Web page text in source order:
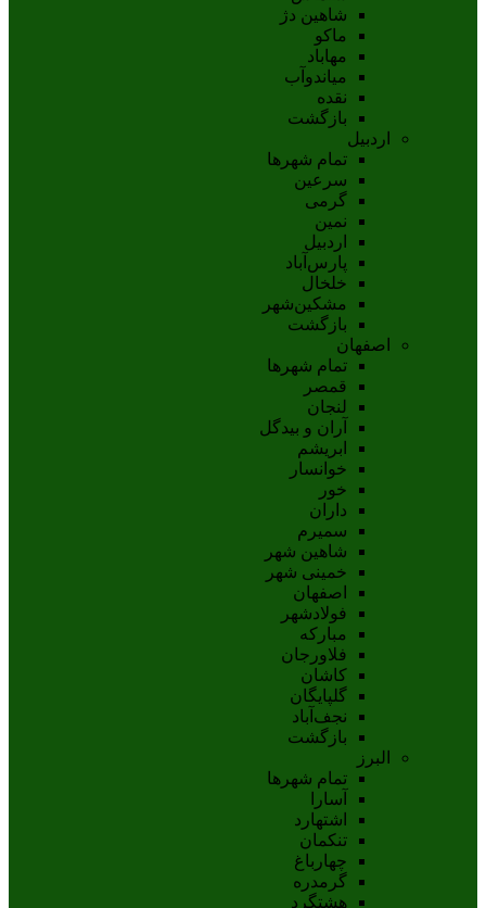
شاهين دژ
ماکو
مهاباد
مياندوآب
نقده
بازگشت
اردبیل
تمام شهر‌ها
سرعین
گرمی
نمین
اردبيل
پارس‌آباد
خلخال
مشکين‌شهر
بازگشت
اصفهان
تمام شهر‌ها
قمصر
لنجان
آران و بیدگل
ابریشم
خوانسار
خور
داران
سمیرم
شاهین شهر
خمینی شهر
اصفهان
فولادشهر
مبارکه
فلاورجان
کاشان
گلپايگان
نجف‌آباد
بازگشت
البرز
تمام شهر‌ها
آسارا
اشتهارد
تنکمان
چهارباغ
گرمدره
هشتگرد